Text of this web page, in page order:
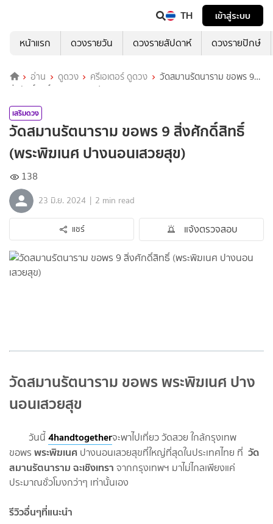
TH
เข้าสู่ระบบ
หน้าแรก
ดวงรายวัน ดวงรายสัปดาห์ ดวงรายปักษ์
อ่าน ดูดวง ครีเอเตอร์ ดูดวง
วัดสมานรัตนาราม ขอพร 9
สิ่งศักดิ์สิทธิ์ (พระพิฆเนศ ปางนอนเสวยสุข)
เสริมดวง
วัดสมานรัตนาราม ขอพร 9 สิ่งศักดิ์สิทธิ์
(พระพิฆเนศ ปางนอนเสวยสุข)
138
23 มิ.ย. 2024 | 2 min read
แชร์ แจ้งตรวจสอบ
วัดสมานรัตนาราม ขอพร พระพิฆเนศ ปาง
นอนเสวยสุข
วันนี้ 4handtogetherจะพาไปเที่ยว วัดสวย ใกล้กรุงเทพ
ขอพร พระพิฆเนศ ปางนอนเสวยสุขที่ใหญ่ที่สุดในประเทศไทย ที่ วัด
สมานรัตนาราม ฉะเชิงเทรา จากกรุงเทพฯ มาไม่ไกลเพียงแค่
ประมาณชั่วโมงกว่าๆ เท่านั้นเอง
รีวิวอื่นๆที่แนะนำ